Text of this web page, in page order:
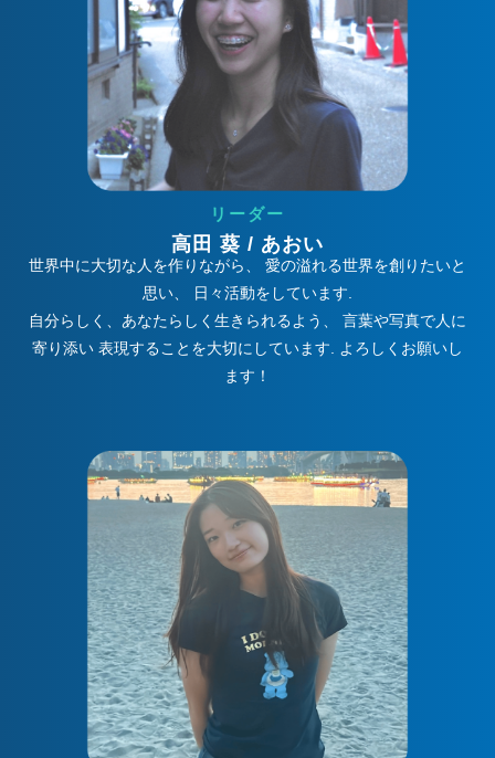
リーダー
高田 葵 / あおい
世界中に大切な人を作りながら、 愛の溢れる世界を創りたいと
思い、 日々活動をしています.
自分らしく、あなたらしく生きられるよう、 言葉や写真で人に
寄り添い 表現することを大切にしています. よろしくお願いし
ます！